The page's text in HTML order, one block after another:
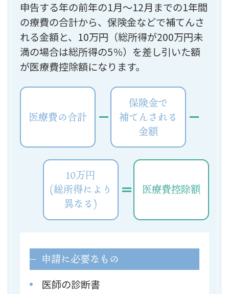
申告する年の前年の1月～12月までの1年間
の療費の合計から、保険金などで補てんさ
れる金額と、10万円（総所得が200万円未
満の場合は総所得の5％）を差し引いた額
が医療費控除額になります。
医療費の合計
保険金で
補てんされる
金額
10万円
(総所得により
異なる)
医療費控除額
申請に必要なもの
医師の診断書